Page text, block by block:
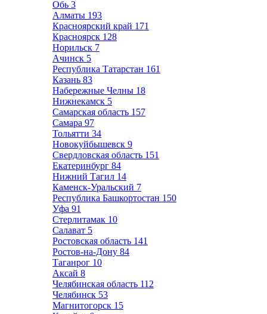
Обь 3
Алматы 193
Красноярский край 171
Красноярск 128
Норильск 7
Ачинск 5
Республика Татарстан 161
Казань 83
Набережные Челны 18
Нижнекамск 5
Самарская область 157
Самара 97
Тольятти 34
Новокуйбышевск 9
Свердловская область 151
Екатеринбург 84
Нижний Тагил 14
Каменск-Уральский 7
Республика Башкортостан 150
Уфа 91
Стерлитамак 10
Салават 5
Ростовская область 141
Ростов-на-Дону 84
Таганрог 10
Аксай 8
Челябинская область 112
Челябинск 53
Магнитогорск 15